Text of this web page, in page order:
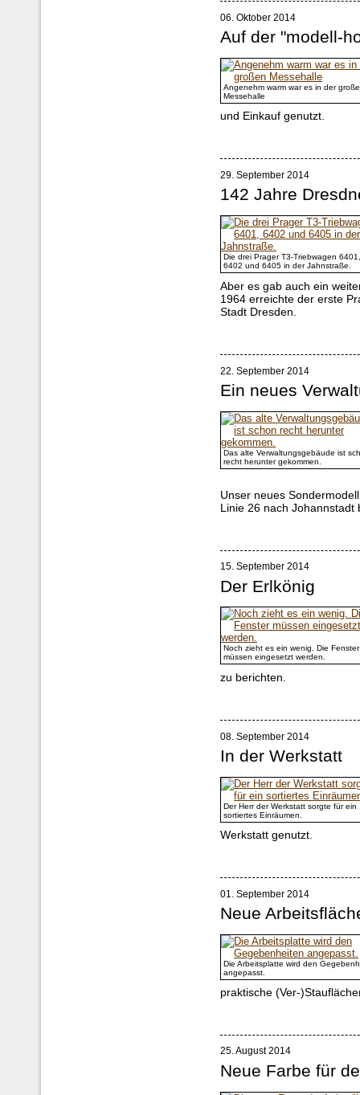
06. Oktober 2014
Auf der "modell-
Angenehm warm war es in der
Messehalle
und Einkauf genutzt.
29. September 2014
142 Jahre
Die drei Prager T3-Triebwagen
6402 und 6405 in der Jahnstraße.
Aber es gab auch ein
1964 erreichte der erste
Stadt Dresden.
22. September 2014
Ein neues
Das alte Verwaltungsgebäude ist
recht herunter gekommen.
Unser neues
Linie 26 nach Johannstadt
15. September 2014
Der Erlkönig
Noch zieht es ein wenig. Die Fenster
müssen eingesetzt werden.
zu berichten.
08. September 2014
In der Werkstatt
Der Herr der Werkstatt sorgte für ein
sortiertes Einräumen.
Werkstatt genutzt.
01. September 2014
Neue
Die Arbeitsplatte wird den
angepasst.
praktische (Ver-
25. August 2014
Neue Farbe für